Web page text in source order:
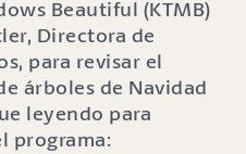
Beautiful (KTMB)
Directora de
para revisar el
árboles de Navidad
leyendo para
programa: